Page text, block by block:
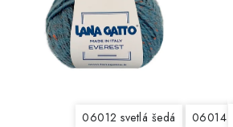
06012 svetlá šedá 06014